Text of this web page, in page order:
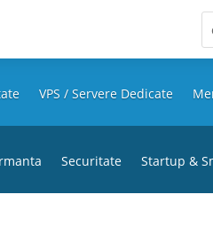
VPS / Servere Dedicate
Securitate Startup &